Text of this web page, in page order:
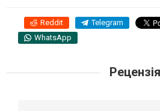
Reddit Telegram
WhatsApp
Рецензія